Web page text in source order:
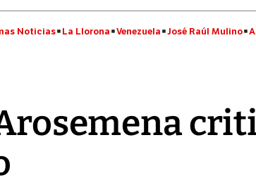
Noticias La Llorona Venezuela José Raúl Mulino